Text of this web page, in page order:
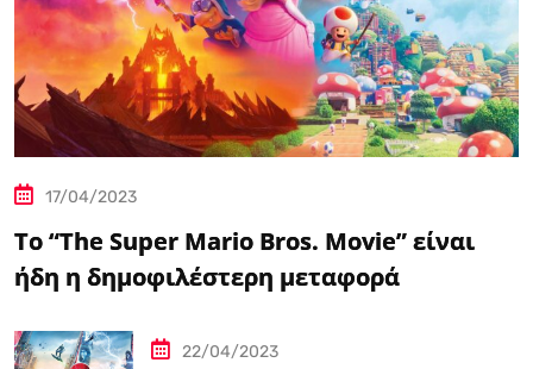
17/04/2023
Το “The Super Mario Bros. Movie” είναι
ήδη η δημοφιλέστερη μεταφορά
22/04/2023